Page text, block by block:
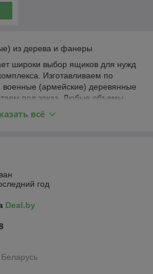
из дерева и фанеры
широки выбор ящиков для нужд
Изготавливаем по
военные (армейские) деревянные
под заказ. Любые объемы.
обычной тары - это усиленная
могут быть оборудованы
изготовлены из дерева либо
ящики в соответствии с
всё
год
Deal.by